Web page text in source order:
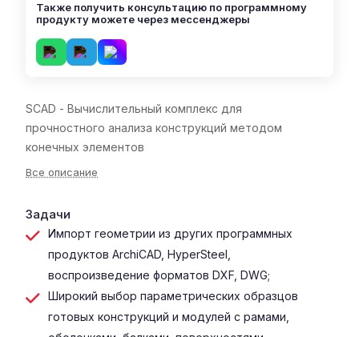
SCAD - Вычислительный комплекс для
прочностного анализа конструкций методом
конечных элементов
Все описание
Задачи
Импорт геометрии из других программных
продуктов ArchiCAD, HyperSteel,
воспроизведение форматов DXF, DWG;
Широкий выбор параметрических образцов
готовых конструкций и модулей с рамами,
Также получить консультацию по программному
продукту можете через мессенджеры